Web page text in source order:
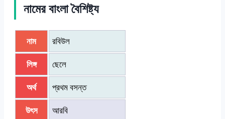
নামের বাংলা বৈশিষ্ট্য
নাম রবিউল
লিঙ্গ ছেলে
অর্থ প্রথম বসন্ত
উৎস আরবি